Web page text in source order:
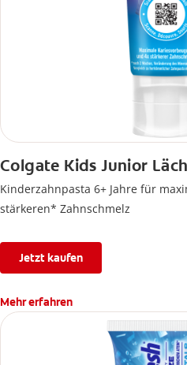
Colgate Kids Junior
Kinderzahnpasta 6+ Jahre für
stärkeren* Zahnschmelz
Jetzt kaufen
Mehr erfahren